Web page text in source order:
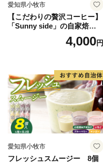
愛知県小牧市
【こだわりの贅沢コーヒー】
「Sunny side」の自家焙煎珈
琲ストロングブレンド（100
4,000円
愛知県小牧市
フレッシュスムージー 8個